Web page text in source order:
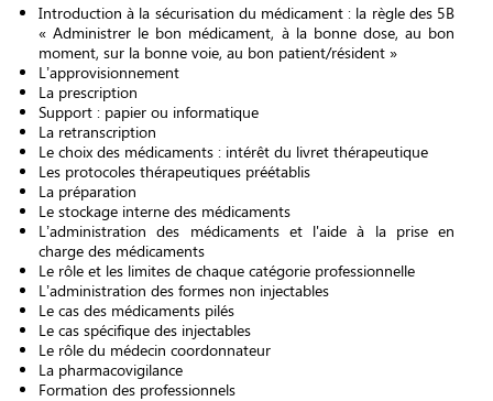
Introduction à la sécurisation du médicament : la règle des 5B
« Administrer le bon médicament, à la bonne dose, au bon
moment, sur la bonne voie, au bon patient/résident »
L’approvisionnement
La prescription
Support : papier ou informatique
La retranscription
Le choix des médicaments : intérêt du livret thérapeutique
Les protocoles thérapeutiques préétablis
La préparation
Le stockage interne des médicaments
L’administration des médicaments et l'aide à la prise en
charge des médicaments
Le rôle et les limites de chaque catégorie professionnelle
L’administration des formes non injectables
Le cas des médicaments pilés
Le cas spécifique des injectables
Le rôle du médecin coordonnateur
La pharmacovigilance
Formation des professionnels